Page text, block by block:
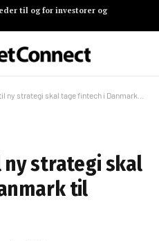
til og for investorer og
strategi skal tage fintech i Danmark til næste niveau
strategi skal
til